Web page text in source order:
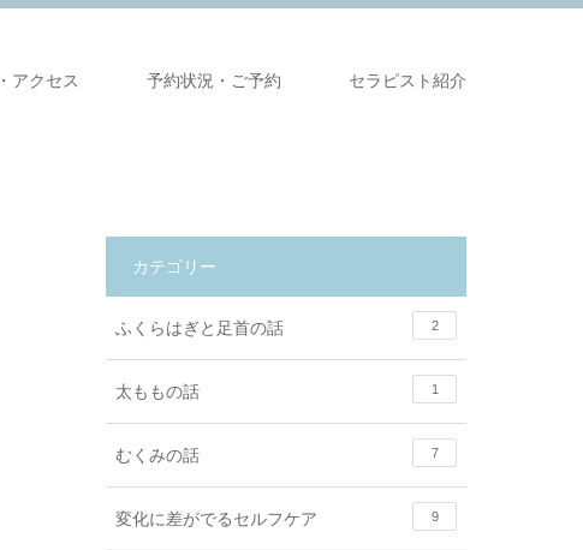
アクセス 予約状況・ご予約 セラピスト紹介
カテゴリー
ふくらはぎと足首の話 2
太ももの話 1
むくみの話 7
変化に差がでるセルフケア 9